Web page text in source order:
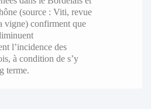
(source : Viti, revue
vigne) confirment que
l’incidence des
à condition de s’y
terme.